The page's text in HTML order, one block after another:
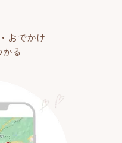
おでかけ
る